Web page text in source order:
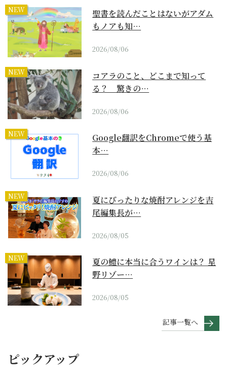
NEW
聖書を読んだことはないがアダム
もノアも知…
2026/08/06
NEW
コアラのこと、どこまで知って
る？ 驚きの…
2026/08/06
NEW
Google翻訳をChromeで使う基
本…
2026/08/06
NEW
夏にぴったりな焼酎アレンジを吉
尾編集長が…
2026/08/05
NEW
夏の鱧に本当に合うワインは？ 星
野リゾー…
2026/08/05
記事一覧へ
ピックアップ